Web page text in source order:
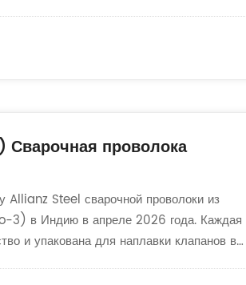
проволока
Allianz Steel сварочной проволоки из
3) в Индию в апреле 2026 года. Каждая
и упакована для наплавки клапанов в